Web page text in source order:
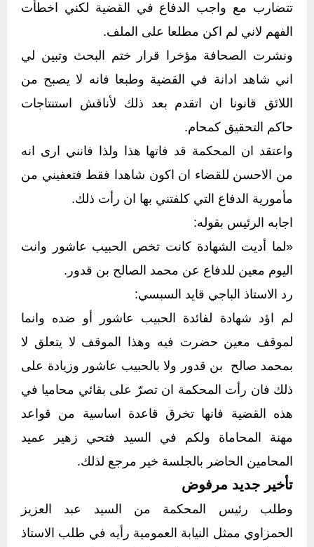
تتضارب مع واجب الدفاع في القضية لكني اخطأت
الفهم لاني لم اكن مطلعا على الملف.
ونشرت الصحافة مؤخرا قرار ختم البحث وتبين لي
اني شاهد ادانة في القضية وطبعا فانه لا يصبح من
اللائق قانونا ان اتقدم بعد ذلك لأناقش استنتاجات
حاكم التحقيق كمحام.
واعتقد ان المحكمة قد فاتها هذا ولذا فانني ارى انه
من الاحسن للقضاء ان اكون شاهدا فقط فتعفيني من
مأمورية الدفاع التي كلفتني بها ان رأت ذلك.
اجابه الرئيس بقوله:
«لما أديت الشهادة كانت تخص الحبيب عاشور وانت
اليوم معين للدفاع عن محمد الصالح بن قدور.
رد الاستاذ الباجي قايد السبسي:
لم اؤد شهادة لفائدة الحبيب عاشور أو ضده وانما
لموقف معين حضرت فيه وهذا الموقف لا يتعلق لا
بمحمد صالح بن قدور ولا بالحبيب عاشور وزيادة على
ذلك فان رأت المحكمة ان تصرّ على بقائي محاميا في
هذه القضية فانها تخرق قاعدة اساسية من قواعد
مهنة المحاماة ولكم في السيد فتحي زهير عميد
المحامين الحاضر بالجلسة خير مرجع لذلك.
تأخير جديد مرفوض
وطلب رئيس المحكمة من السيد عبد العزيز
الحمزاوي ممثل النيابة العمومية رأيه في طلب الاستاذ